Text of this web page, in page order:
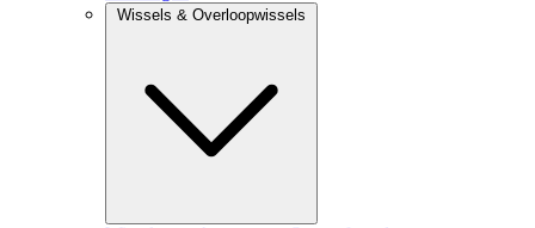
Wissels & Overloopwissels